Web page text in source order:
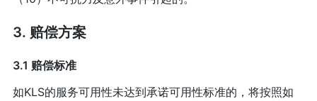
3. 赔偿方案
3.1 赔偿标准
如KLS的服务可用性未达到承诺可用性标准的，将按照如